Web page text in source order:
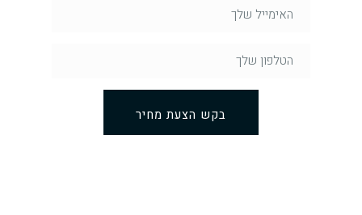
בקש הצעת מחיר